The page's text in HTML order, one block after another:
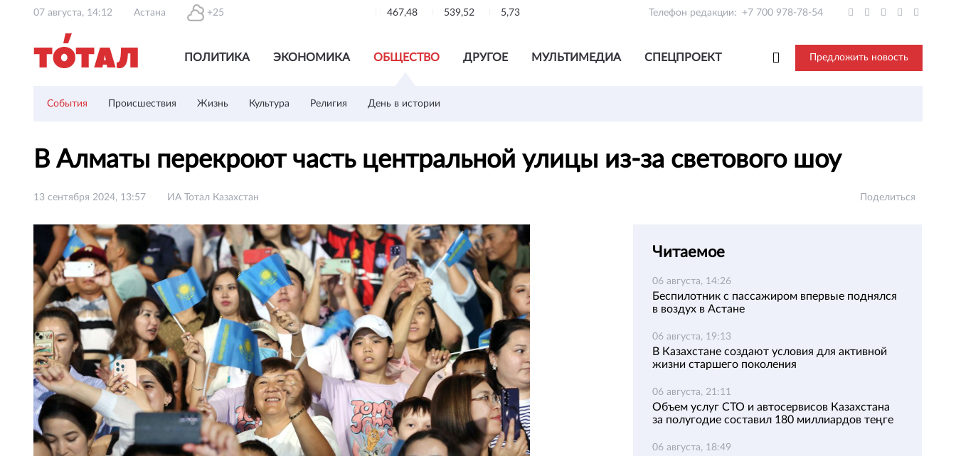
07 августа, 14:12 Астана +25 467,48 539,52 5,73 Телефон редакции: +7 700 978-78-54
ПОЛИТИКА ЭКОНОМИКА ОБЩЕСТВО ДРУГОЕ МУЛЬТИМЕДИА СПЕЦПРОЕКТ Предложить новость
События Происшествия Жизнь Культура Религия День в истории
В Алматы перекроют часть центральной улицы из-за светового шоу
13 сентября 2024, 13:57 ИА Тотал Казахстан Поделиться
Читаемое
06 августа, 14:26
Беспилотник с пассажиром впервые поднялся
в воздух в Астане
06 августа, 19:13
В Казахстане создают условия для активной
жизни старшего поколения
06 августа, 21:11
Объем услуг СТО и автосервисов Казахстана
за полугодие составил 180 миллиардов теңге
06 августа, 18:49